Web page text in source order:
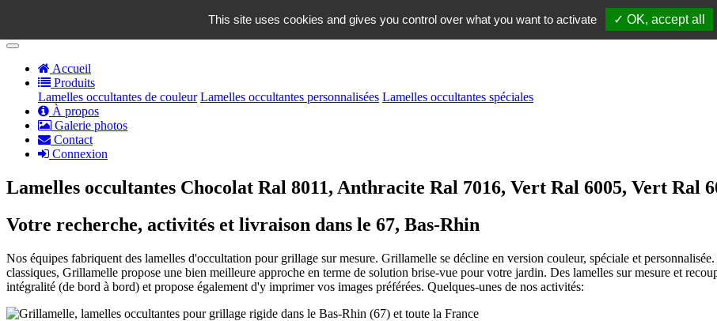
Accueil
Produits
Lamelles occultantes de couleur Lamelles occultantes personnalisées Lamelles occultantes spéciales
À propos
Galerie photos
Contact
Connexion
Lamelles occultantes Chocolat Ral 8011, Anthracite Ral 7016, Vert Ral 6005, Vert Ral
Votre recherche, activités et livraison dans le 67, Bas-Rhin
Nos équipes fabriquent des lamelles d'occultation pour grillage sur mesure. Grillamelle se décline en version couleur, spéciale et
classiques, Grillamelle propose une bien meilleure approche en terme de solution brise-vue pour votre jardin. Des lamelles sur mesure et
intégralité (de bord à bord) et propose également d'y imprimer vos images préférées. Quelques-unes de nos activités:
This site uses cookies and gives you control over what you want to activate ✓ OK, accept all